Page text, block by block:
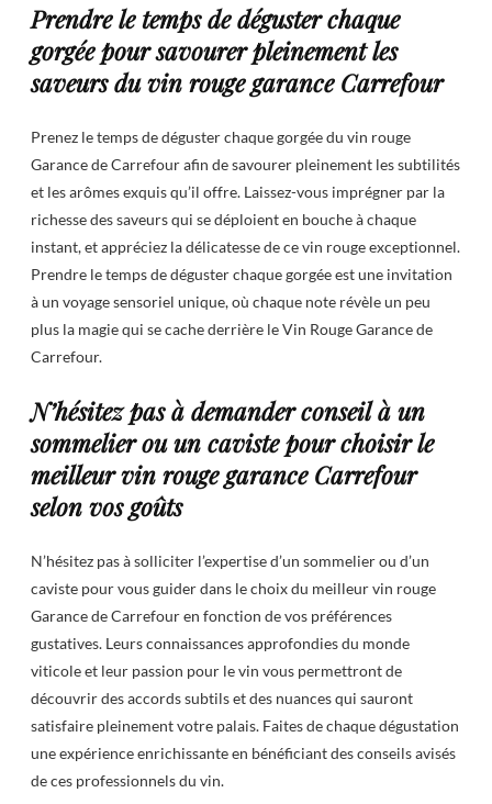
Prendre le temps de déguster chaque
gorgée pour savourer pleinement les
saveurs du vin rouge garance Carrefour
Prenez le temps de déguster chaque gorgée du vin rouge
Garance de Carrefour afin de savourer pleinement les subtilités
et les arômes exquis qu’il offre. Laissez-vous imprégner par la
richesse des saveurs qui se déploient en bouche à chaque
instant, et appréciez la délicatesse de ce vin rouge exceptionnel.
Prendre le temps de déguster chaque gorgée est une invitation
à un voyage sensoriel unique, où chaque note révèle un peu
plus la magie qui se cache derrière le Vin Rouge Garance de
Carrefour.
N’hésitez pas à demander conseil à un
sommelier ou un caviste pour choisir le
meilleur vin rouge garance Carrefour
selon vos goûts
N’hésitez pas à solliciter l’expertise d’un sommelier ou d’un
caviste pour vous guider dans le choix du meilleur vin rouge
Garance de Carrefour en fonction de vos préférences
gustatives. Leurs connaissances approfondies du monde
viticole et leur passion pour le vin vous permettront de
découvrir des accords subtils et des nuances qui sauront
satisfaire pleinement votre palais. Faites de chaque dégustation
une expérience enrichissante en bénéficiant des conseils avisés
de ces professionnels du vin.